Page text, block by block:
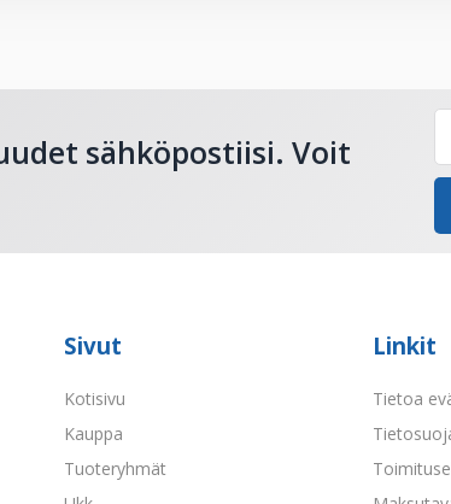
sähköpostiisi. Voit
Sivut
Kotisivu
Kauppa
Tuoteryhmät
Linkit
Tietoa